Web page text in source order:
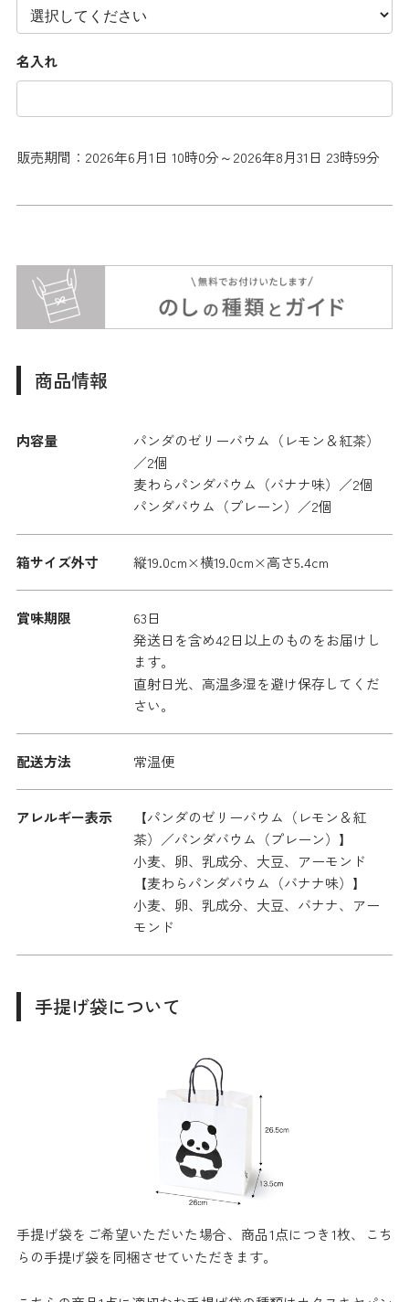
名入れ
販売期間：2026年6月1日 10時0分～2026年8月31日 23時59分
商品情報
内容量
パンダのゼリーバウム（レモン＆紅茶）
／2個
麦わらパンダバウム（バナナ味）／2個
パンダバウム（プレーン）／2個
箱サイズ外寸 縦19.0cm×横19.0cm×高さ5.4cm
賞味期限
63日
発送日を含め42日以上のものをお届けし
ます。
直射日光、高温多湿を避け保存してくだ
さい。
配送方法 常温便
アレルギー表示
【パンダのゼリーバウム（レモン＆紅
茶）／パンダバウム（プレーン）】
小麦、卵、乳成分、大豆、アーモンド
【麦わらパンダバウム（バナナ味）】
小麦、卵、乳成分、大豆、バナナ、アー
モンド
手提げ袋について
手提げ袋をご希望いただいた場合、商品1点につき1枚、こち
らの手提げ袋を同梱させていただきます。